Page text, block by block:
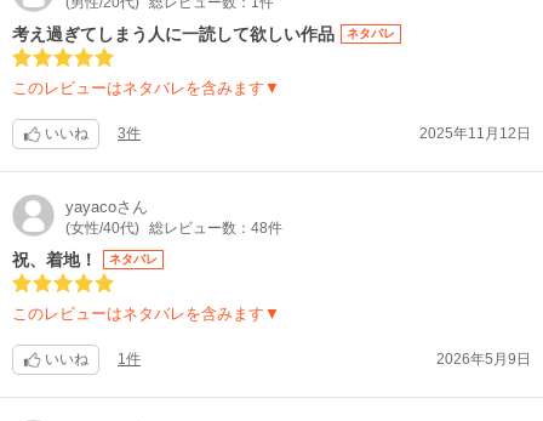
考え過ぎてしまう人に一読して欲しい作品 ネタバレ
このレビューはネタバレを含みます▼
いいね 3件 2025年11月12日
yayacoさん
(女性/40代) 総レビュー数：48件
祝、着地！ ネタバレ
このレビューはネタバレを含みます▼
いいね 1件 2026年5月9日